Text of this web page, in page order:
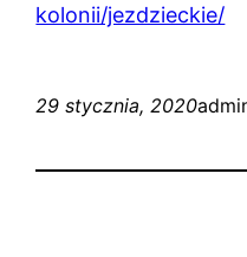
kolonii/jezdzieckie/
29 stycznia, 2020